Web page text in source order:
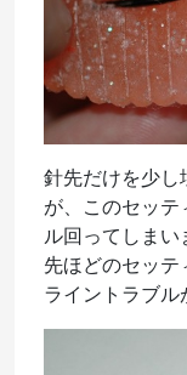
針先だけを少し
が、このセッテ
ル回ってしまい
先ほどのセッテ
ライントラブル